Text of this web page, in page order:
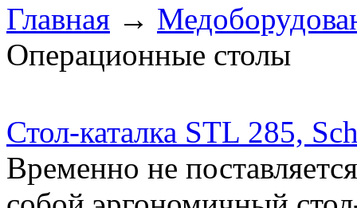
Главная →
Операционные столы
Стол-каталка STL 285,
Временно не